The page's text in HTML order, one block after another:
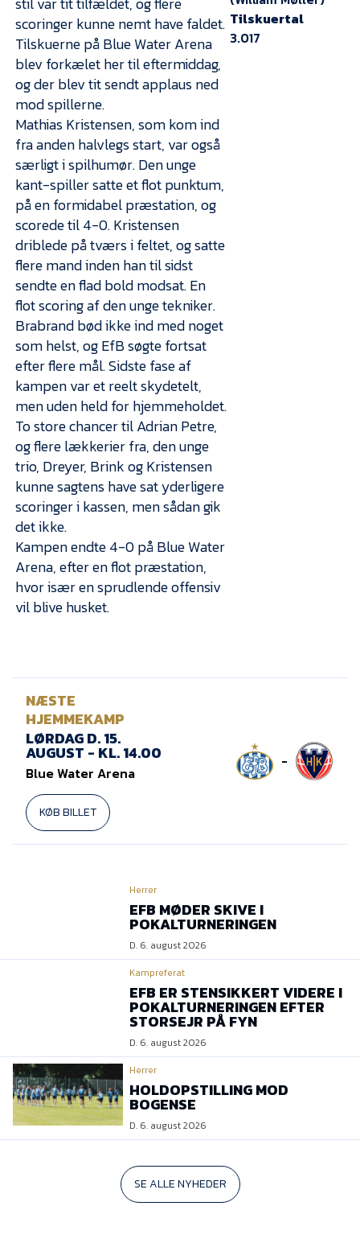
scoringer kunne nemt have faldet.
Tilskuerne på Blue Water Arena
blev forkælet her til eftermiddag,
og der blev tit sendt applaus ned
mod spillerne.
Mathias Kristensen, som kom ind
fra anden halvlegs start, var også
særligt i spilhumør. Den unge
kant-spiller satte et flot punktum,
på en formidabel præstation, og
scorede til 4-0. Kristensen
driblede på tværs i feltet, og satte
flere mand inden han til sidst
sendte en flad bold modsat. En
flot scoring af den unge tekniker.
Brabrand bød ikke ind med noget
som helst, og EfB søgte fortsat
efter flere mål. Sidste fase af
kampen var et reelt skydetelt,
men uden held for hjemmeholdet.
To store chancer til Adrian Petre,
og flere lækkerier fra, den unge
trio, Dreyer, Brink og Kristensen
kunne sagtens have sat yderligere
scoringer i kassen, men sådan gik
det ikke.
Kampen endte 4-0 på Blue Water
Arena, efter en flot præstation,
hvor især en sprudlende offensiv
vil blive husket.
Tilskuertal
3.017
NÆSTE
HJEMMEKAMP
LØRDAG D. 15.
AUGUST - KL. 14.00
Blue Water Arena
KØB BILLET
-
Herrer
EFB MØDER SKIVE I
POKALTURNERINGEN
D. 6. august 2026
Kampreferat
EFB ER STENSIKKERT VIDERE I
POKALTURNERINGEN EFTER
STORSEJR PÅ FYN
D. 6. august 2026
Herrer
HOLDOPSTILLING MOD
BOGENSE
D. 6. august 2026
SE ALLE NYHEDER